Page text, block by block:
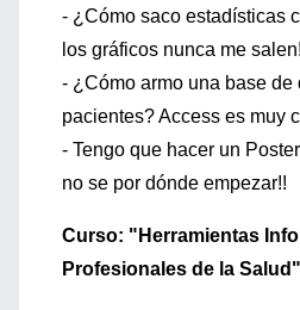
- ¿Cómo saco estadísticas
los gráficos nunca me salen!
- ¿Cómo armo una base de
pacientes? Access es muy
- Tengo que hacer un
no se por dónde empezar!!
Curso: "Herramientas
Profesionales de la